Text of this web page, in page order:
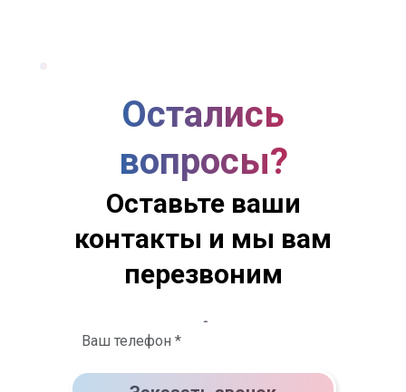
Остались
вопросы?
Оставьте ваши
контакты и мы вам
перезвоним